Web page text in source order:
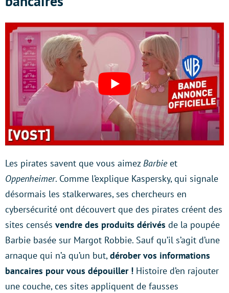
Les pirates savent que vous aimezBarbieet
Oppenheimer. Comme l’explique Kaspersky, qui signale
désormais les stalkerwares, ses chercheurs en
cybersécurité ont découvert que des pirates créent des
sites censés vendre des produits dérivés de la poupée
Barbie basée sur Margot Robbie. Sauf qu’il s’agit d’une
arnaque qui n’a qu’un but,dérober vos informations
bancaires pour vous dépouiller ! Histoire d’en rajouter
une couche, ces sites appliquent de fausses